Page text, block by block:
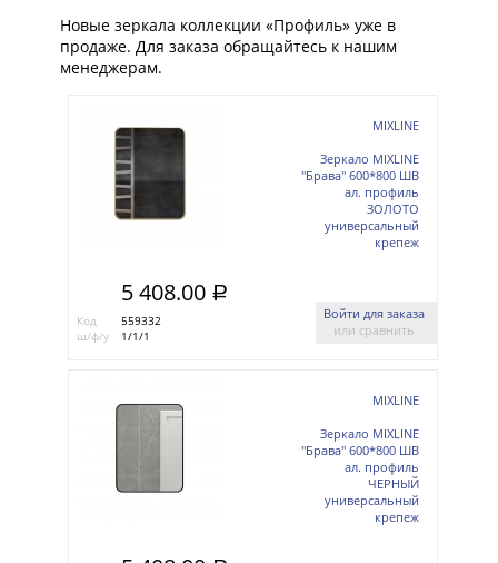
Новые зеркала коллекции «Профиль» уже в
продаже. Для заказа обращайтесь к нашим
менеджерам.
5 408.00 a
Код
559332
ш/ф/у
1/1/1
MIXLINE
Зеркало MIXLINE
"Брава" 600*800 ШВ
ал. профиль
ЗОЛОТО
универсальный
крепеж
Войти для заказа
или сравнить
MIXLINE
Зеркало MIXLINE
"Брава" 600*800 ШВ
ал. профиль
ЧЕРНЫЙ
универсальный
крепеж